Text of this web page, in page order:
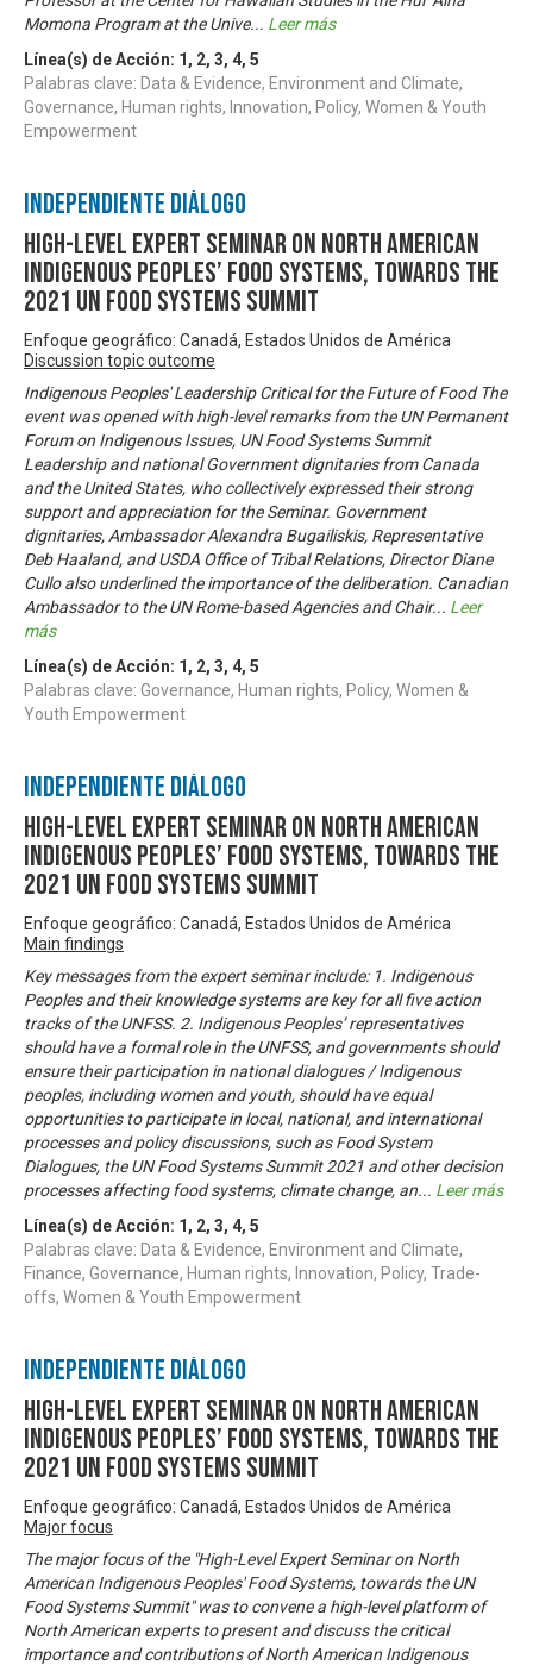
Momona Program at the Unive... Leer más
Línea(s) de Acción: 1 , 2, 3, 4, 5
Palabras clave: Data & Evidence, Environment and Climate,
Governance, Human rights, Innovation, Policy, Women & Youth
Empowerment
Independiente Diálogo
High-level Expert Seminar on North American
Indigenous Peoples’ Food Systems, towards the
2021 UN Food Systems Summit
Enfoque geográfico: Canadá, Estados Unidos de América
Discussion topic outcome
Indigenous Peoples' Leadership Critical for the Future of Food The
event was opened with high-level remarks from the UN Permanent
Forum on Indigenous Issues, UN Food Systems Summit
Leadership and national Government dignitaries from Canada
and the United States, who collectively expressed their strong
support and appreciation for the Seminar. Government
dignitaries, Ambassador Alexandra Bugailiskis, Representative
Deb Haaland, and USDA Office of Tribal Relations, Director Diane
Cullo also underlined the importance of the deliberation. Canadian
Ambassador to the UN Rome-based Agencies and Chair... Leer
más
Línea(s) de Acción: 1 , 2, 3, 4, 5
Palabras clave: Governance, Human rights, Policy, Women &
Youth Empowerment
Independiente Diálogo
High-level Expert Seminar on North American
Indigenous Peoples’ Food Systems, towards the
2021 UN Food Systems Summit
Enfoque geográfico: Canadá, Estados Unidos de América
Main findings
Key messages from the expert seminar include: 1. Indigenous
Peoples and their knowledge systems are key for all five action
tracks of the UNFSS. 2. Indigenous Peoples’ representatives
should have a formal role in the UNFSS, and governments should
ensure their participation in national dialogues / Indigenous
peoples, including women and youth, should have equal
opportunities to participate in local, national, and international
processes and policy discussions, such as Food System
Dialogues, the UN Food Systems Summit 2021 and other decision
processes affecting food systems, climate change, an... Leer más
Línea(s) de Acción: 1 , 2, 3, 4, 5
Palabras clave: Data & Evidence, Environment and Climate,
Finance, Governance, Human rights, Innovation, Policy, Trade-
offs, Women & Youth Empowerment
Independiente Diálogo
High-level Expert Seminar on North American
Indigenous Peoples’ Food Systems, towards the
2021 UN Food Systems Summit
Enfoque geográfico: Canadá, Estados Unidos de América
Major focus
The major focus of the "High-Level Expert Seminar on North
American Indigenous Peoples' Food Systems, towards the UN
Food Systems Summit" was to convene a high-level platform of
North American experts to present and discuss the critical
importance and contributions of North American Indigenous